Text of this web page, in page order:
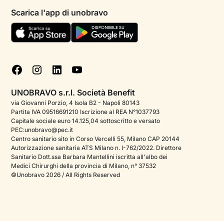
Aiuto urgente
FAQ
Podcast di psicologia
Corporate
Psicologo italiano all'estero
Approfondimenti sulla salute mentale
Sala stampa
Termini e condizioni
Informativa Privacy
Cookie policy
Gestisci cookie
Scarica l'app di unobravo
UNOBRAVO s.r.l. Società Benefit
via Giovanni Porzio, 4 Isola B2 - Napoli 80143
Partita IVA 09516691210 Iscrizione al REA N°1037793
Capitale sociale euro 14.125,04 sottoscritto e versato
PEC:unobravo@pec.it
Centro sanitario sito in Corso Vercelli 55, Milano CAP 20144
Autorizzazione sanitaria ATS Milano n. I-762/2022. Direttore
Sanitario Dott.ssa Barbara Mantellini iscritta all'albo dei
Medici Chirurghi della provincia di Milano, n° 37532
©Unobravo 2026 / All Rights Reserved